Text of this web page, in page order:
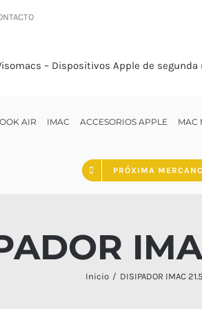
AIR IMAC ACCESORIOS APPLE MAC
PRÓXIMA
Inicio DISIPADOR IMAC